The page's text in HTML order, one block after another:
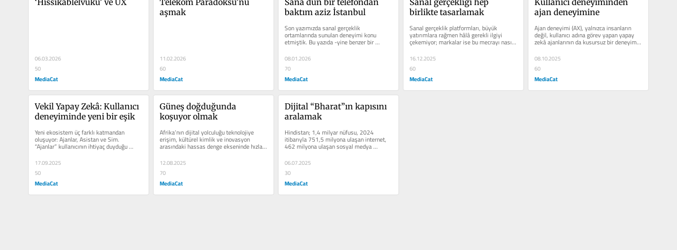
06.03.2026
50
MediaCat
aşmak
11.02.2026
60
MediaCat
baktım aziz İstanbul
Son yazımızda sanal gerçeklik
ortamlarında sunulan deneyimi konu
etmiştik. Bu yazıda -yine benzer bir
çerçeveyle fiziksel çevreye, hatta...
08.01.2026
70
MediaCat
birlikte tasarlamak
Sanal gerçeklik platformları, büyük
yatırımlara rağmen hâlâ gerekli ilgiyi
çekemiyor; markalar ise bu mecrayı nasıl
kullanacaklarından...
16.12.2025
60
MediaCat
ajan deneyimine
Ajan deneyimi (AX), yalnızca insanların
değil, kullanıcı adına görev yapan yapay
zekâ ajanlarının da kusursuz bir deneyime
ihtiyaç duyduğu...
08.10.2025
60
MediaCat
Vekil Yapay Zekâ: Kullanıcı
deneyiminde yeni bir eşik
Yeni ekosistem üç farklı katmandan
oluşuyor: Ajanlar, Asistan ve Sim.
“Ajanlar” kullanıcının ihtiyaç duyduğu
görevleri yerine getiren...
17.09.2025
50
MediaCat
Güneş doğduğunda
koşuyor olmak
Afrika’nın dijital yolculuğu teknolojiye
erişim, kültürel kimlik ve inovasyon
arasındaki hassas denge ekseninde hızla
12.08.2025
70
MediaCat
Dijital “Bharat”ın kapısını
aralamak
Hindistan; 1,4 milyar nüfusu, 2024
itibarıyla 751,5 milyona ulaşan internet,
462 milyona ulaşan sosyal medya
kullanıcısı ve ülkede 22’si...
06.07.2025
30
MediaCat